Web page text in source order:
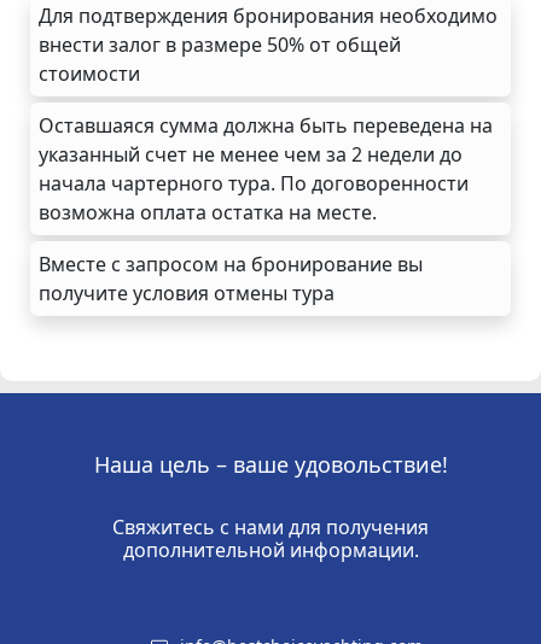
Для подтверждения бронирования необходимо
внести залог в размере 50% от общей
стоимости
Оставшаяся сумма должна быть переведена на
указанный счет не менее чем за 2 недели до
начала чартерного тура. По договоренности
возможна оплата остатка на месте.
Вместе с запросом на бронирование вы
получите условия отмены тура
Наша цель – ваше удовольствие!
Свяжитесь с нами для получения
дополнительной информации.